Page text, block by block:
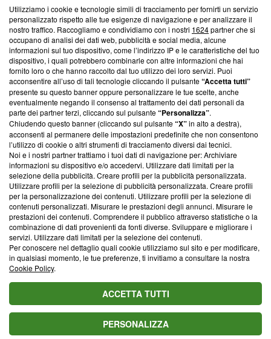
Questa sezione offre informazioni trasparenti su Blasting
News, sui nostri processi editoriali e su come ci impegniamo a
creare news di qualità. Inoltre, afferma la nostra aderenza a
‘Trust Project - News with Integrity’Blasting News non è
ancora membro del programma, ma ha richiesto di farne
parte; Trust Project non ha ancora effettuato una verifica di
conformità agli standard.
Su di noi
Team editoriale
Corporate
Redazione
Informativa Privacy
Cookie Policy
Blasting SA, IDI CHE-247.845.224, Via Carlo Frasca, 3 - 6900
Lugano (Svizzera) Tel:+39 0690258937
© 2026 Blasting News
Utilizziamo i cookie e tecnologie simili di tracciamento per fornirti un servizio
personalizzato rispetto alle tue esigenze di navigazione e per analizzare il
nostro traffico. Raccogliamo e condividiamo con i nostri 1624partner che si
occupano di analisi dei dati web, pubblicità e social media, alcune
informazioni sul tuo dispositivo, come l’indirizzo IP e le caratteristiche del tuo
dispositivo, i quali potrebbero combinarle con altre informazioni che hai
fornito loro o che hanno raccolto dal tuo utilizzo dei loro servizi. Puoi
acconsentire all’uso di tali tecnologie cliccando il pulsante“Accetta tutti”
presente su questo banner oppure personalizzare le tue scelte, anche
eventualmente negando il consenso al trattamento dei dati personali da
parte dei partner terzi, cliccando sul pulsante“Personalizza”.
Chiudendo questo banner (cliccando sul pulsante“X”in alto a destra),
acconsenti al permanere delle impostazioni predefinite che non consentono
l’utilizzo di cookie o altri strumenti di tracciamento diversi dai tecnici.
Noi e i nostri partner trattiamo i tuoi dati di navigazione per: Archiviare
informazioni su dispositivo e/o accedervi. Utilizzare dati limitati per la
selezione della pubblicità. Creare profili per la pubblicità personalizzata.
Utilizzare profili per la selezione di pubblicità personalizzata. Creare profili
per la personalizzazione dei contenuti. Utilizzare profili per la selezione di
contenuti personalizzati. Misurare le prestazioni degli annunci. Misurare le
prestazioni dei contenuti. Comprendere il pubblico attraverso statistiche o la
combinazione di dati provenienti da fonti diverse. Sviluppare e migliorare i
servizi. Utilizzare dati limitati per la selezione dei contenuti.
Per conoscere nel dettaglio quali cookie utilizziamo sul sito e per modificare,
in qualsiasi momento, le tue preferenze, ti invitiamo a consultare la nostra
Cookie Policy.
ACCETTA TUTTI
PERSONALIZZA